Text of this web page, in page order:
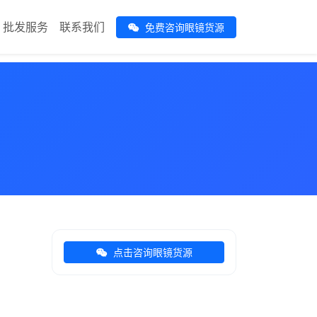
批发服务 联系我们 免费咨询眼镜货源
点击咨询眼镜货源